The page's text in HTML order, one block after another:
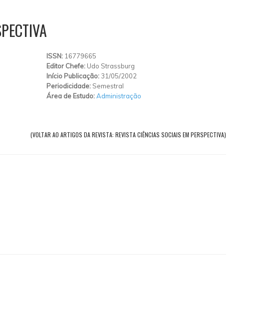
ISSN: 16779665
Editor Chefe: Udo Strassburg
Início Publicação: 31/05/2002
Periodicidade: Semestral
Área de Estudo:Administração
(VOLTAR AO ARTIGOS DA REVISTA: REVISTA CIÊNCIAS SOCIAIS EM PERSPECTIVA)